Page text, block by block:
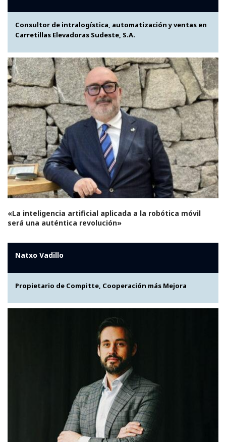
Consultor de intralogística, automatización y ventas en
Carretillas Elevadoras Sudeste, S.A.
«La inteligencia artificial aplicada a la robótica móvil
será una auténtica revolución»
Natxo Vadillo
Propietario de Compitte, Cooperación más Mejora